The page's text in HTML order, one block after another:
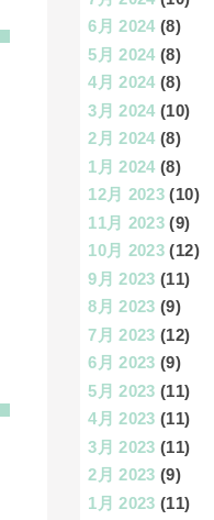
6月 2024 (8)
5月 2024 (8)
4月 2024 (8)
3月 2024 (10)
2月 2024 (8)
1月 2024 (8)
12月 2023 (10)
11月 2023 (9)
10月 2023 (12)
9月 2023 (11)
8月 2023 (9)
7月 2023 (12)
6月 2023 (9)
5月 2023 (11)
4月 2023 (11)
3月 2023 (11)
2月 2023 (9)
1月 2023 (11)